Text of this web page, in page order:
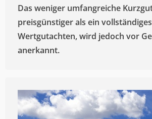
Das weniger umfangreiche
preisgünstiger als ein vollständiges
Wertgutachten, wird jedoch vor
anerkannt.